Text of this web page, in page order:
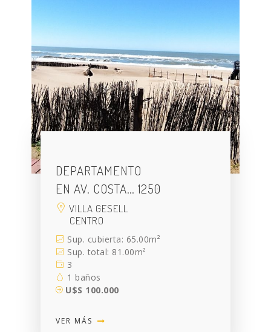
DEPARTAMENTO
EN AV. COSTA… 1250
VILLA GESELL
CENTRO
Sup. cubierta: 65.00m²
Sup. total: 81.00m²
3
1 baños
U$S 100.000
VER MÁS